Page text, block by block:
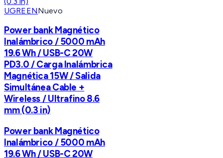
UGREENNuevo
Power bank Magnético
Inalámbrico / 5000 mAh
19.6 Wh / USB-C 20W
PD3.0 / Carga Inalámbrica
Magnética 15W / Salida
Simultánea Cable +
Wireless / Ultrafino 8.6
mm (0.3 in)
Power bank Magnético
Inalámbrico / 5000 mAh
19.6 Wh / USB-C 20W